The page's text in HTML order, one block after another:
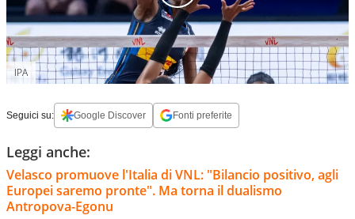
IPA
Seguici su: Google Discover Fonti preferite
Leggi anche:
Velasco promuove l'Italia di VNL: "Bilancio positivo, agli
Europei saremo pronte". Ma torna il dualismo
Antropova-Egonu